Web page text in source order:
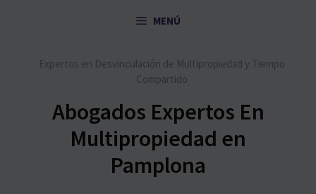
MENÚ
Expertos en Desvinculación de Multipropiedad y Tiempo
Compartido
Abogados Expertos En
Multipropiedad en
Pamplona